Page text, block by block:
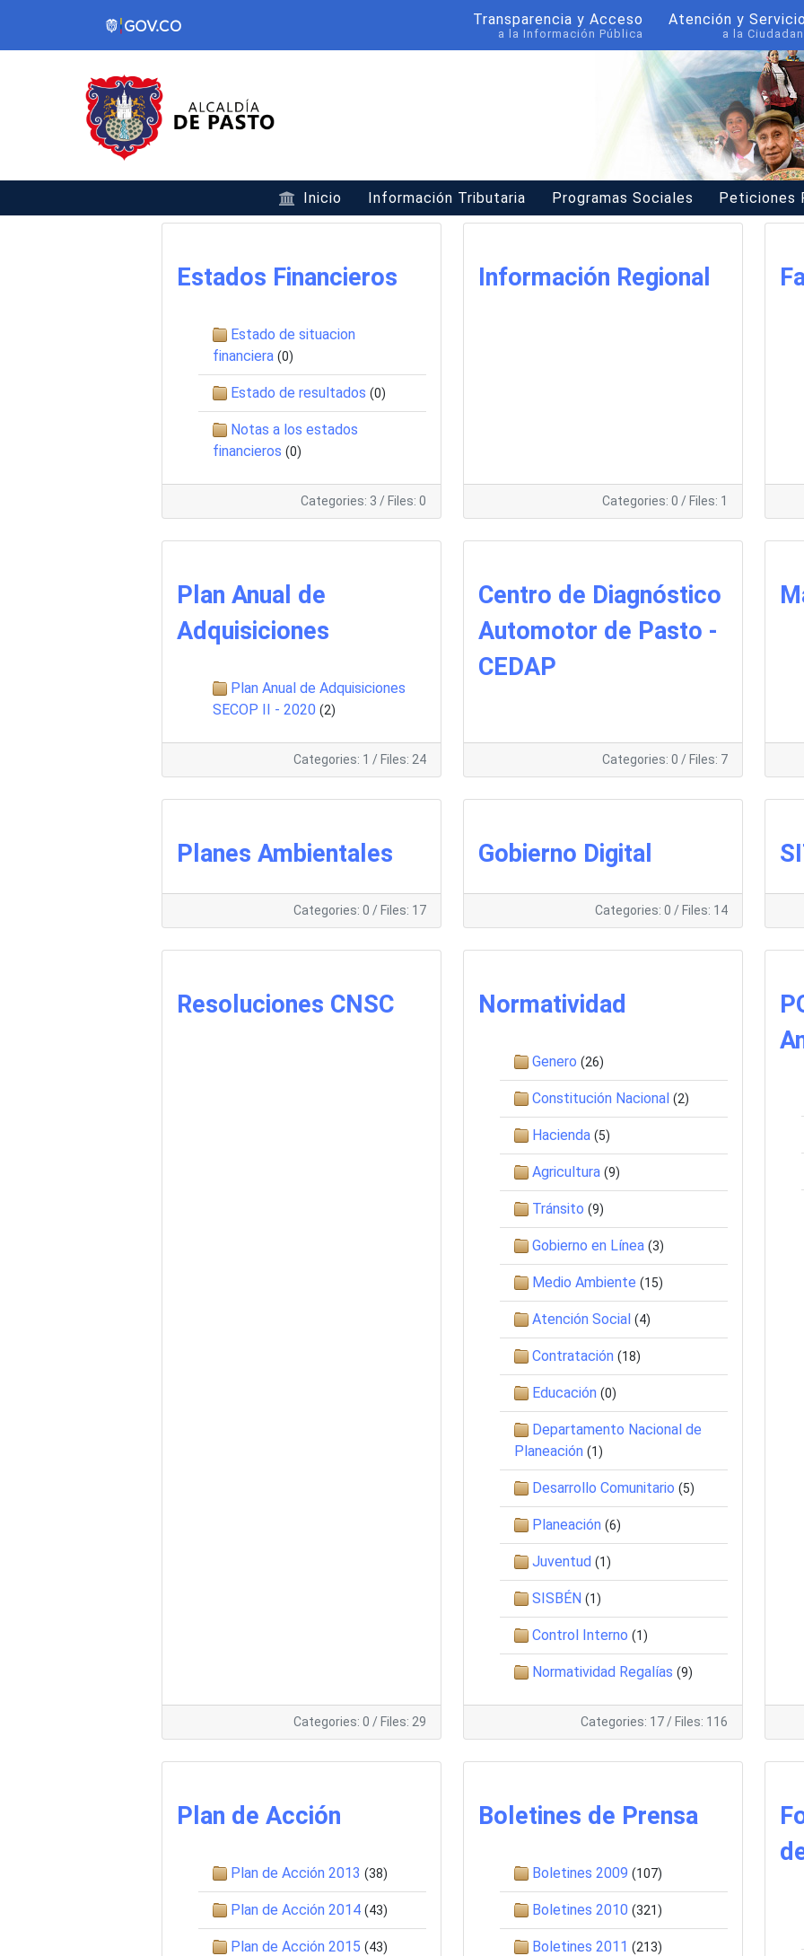
Transparencia y Acceso
a la Información Pública
Atención y
a la
Inicio Información Tributaria Programas Sociales Peticiones
Estados Financieros
Estado de situacion
financiera (0)
Estado de resultados (0)
Notas a los estados
financieros (0)
Categories: 3 / Files: 0
Información Regional
Categories: 0 / Files: 1
Plan Anual de
Adquisiciones
Plan Anual de Adquisiciones
SECOP II - 2020 (2)
Categories: 1 / Files: 24
Centro de Diagnóstico
Automotor de Pasto -
CEDAP
Categories: 0 / Files: 7
Planes Ambientales
Categories: 0 / Files: 17
Gobierno Digital
Categories: 0 / Files: 14
Resoluciones CNSC
Categories: 0 / Files: 29
Normatividad
Genero (26)
Constitución Nacional (2)
Hacienda (5)
Agricultura (9)
Tránsito (9)
Gobierno en Línea (3)
Medio Ambiente (15)
Atención Social (4)
Contratación (18)
Educación (0)
Departamento Nacional de
Planeación (1)
Desarrollo Comunitario (5)
Planeación (6)
Juventud (1)
SISBÉN (1)
Control Interno (1)
Normatividad Regalías (9)
Categories: 17/ Files: 116
Plan de Acción
Plan de Acción 2013 (38)
Plan de Acción 2014 (43)
Plan de Acción 2015 (43)
Boletines de Prensa
Boletines 2009 (107)
Boletines 2010 (321)
Boletines 2011 (213)